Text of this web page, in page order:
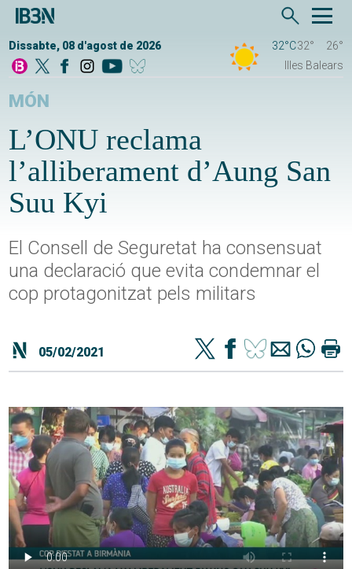
Dissabte, 08 d'agost de 2026 32°C32°
26°
Illes Balears
MÓN
L’ONU reclama
l’alliberament d’Aung San
Suu Kyi
El Consell de Seguretat ha consensuat
una declaració que evita condemnar el
cop protagonitzat pels militars
05/02/2021